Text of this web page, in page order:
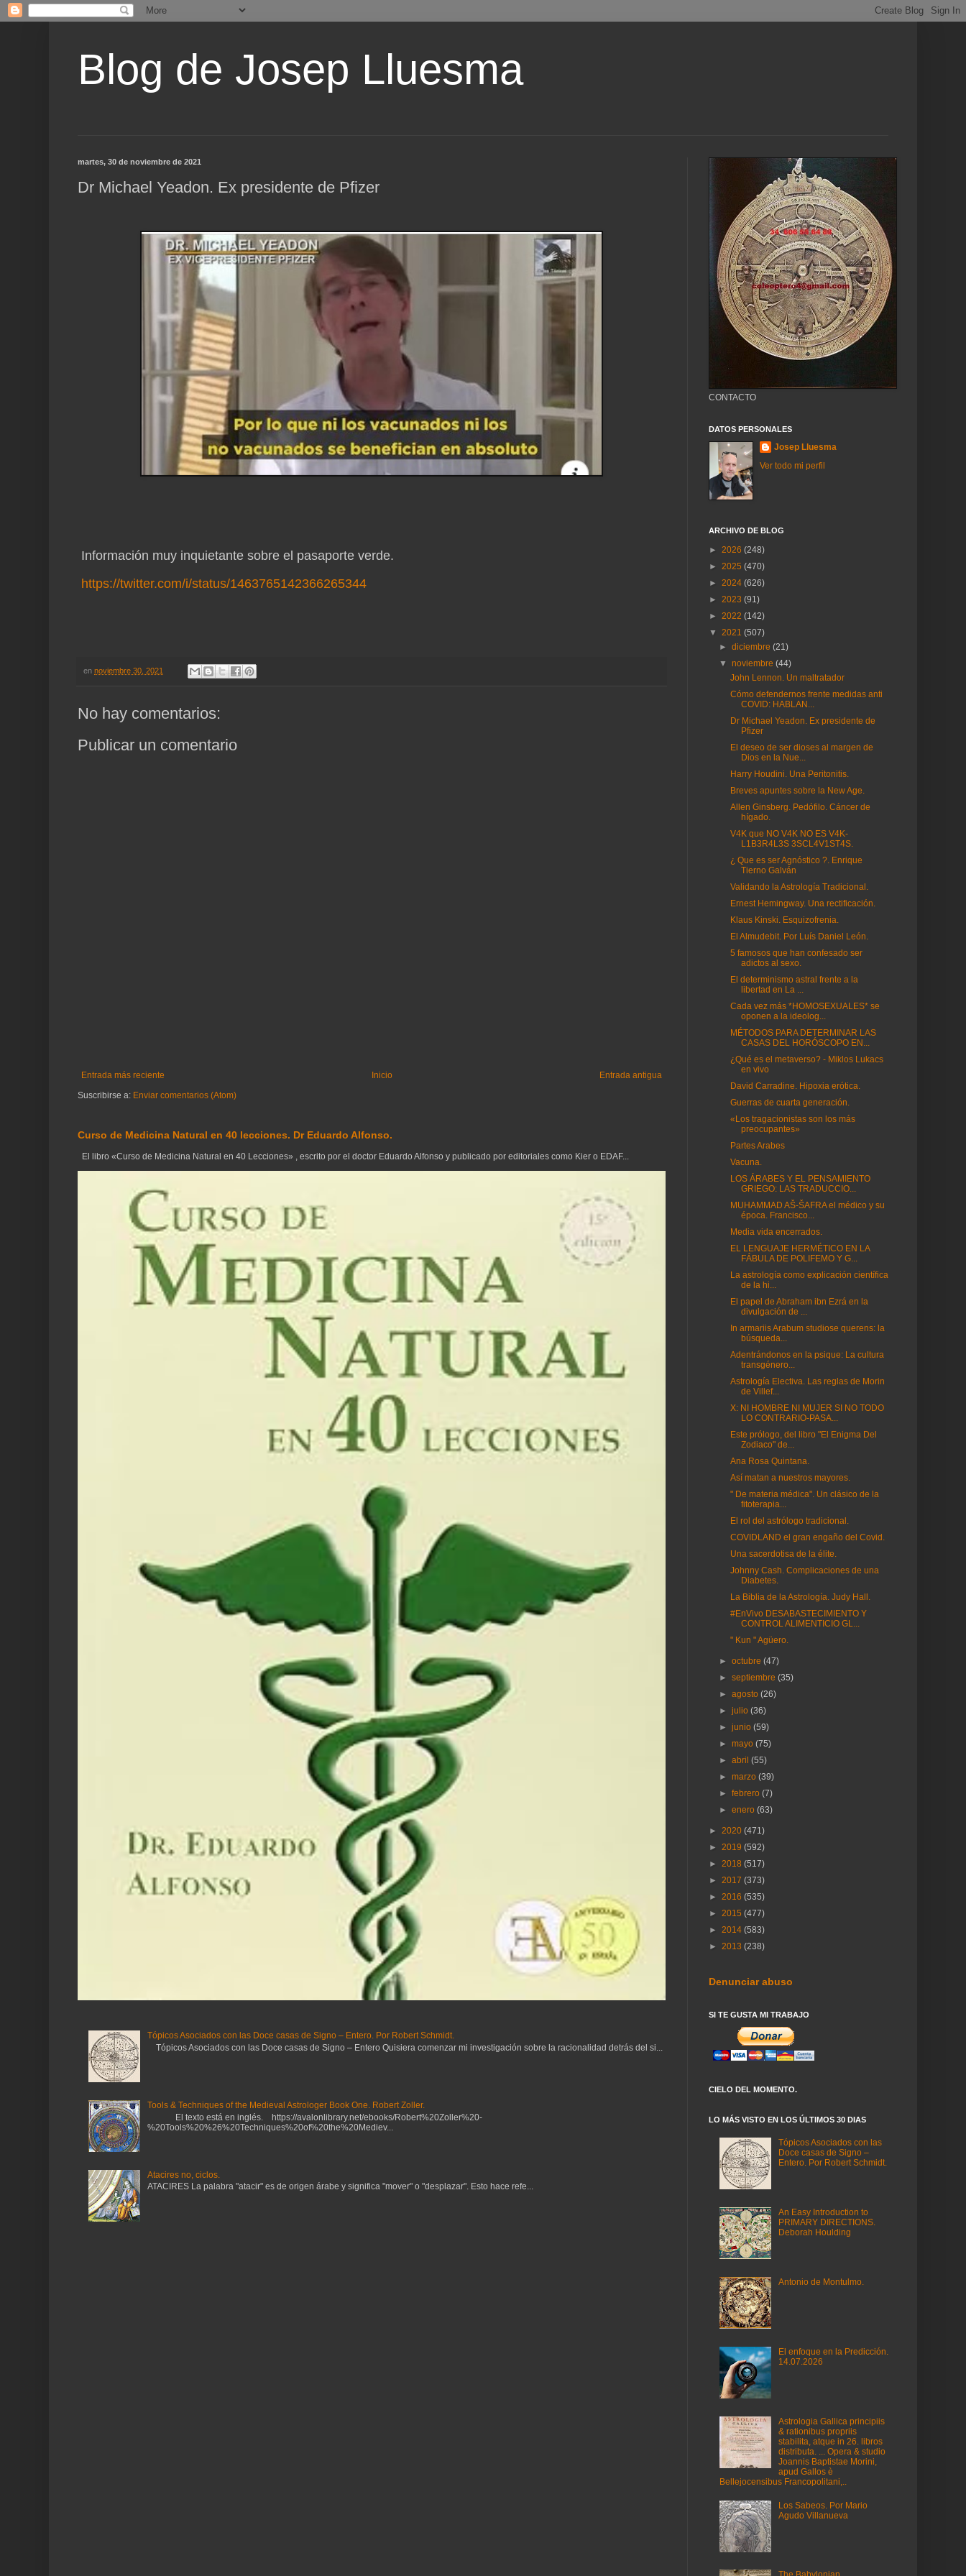
Blog de Josep Lluesma
martes, 30 de noviembre de 2021
Dr Michael Yeadon. Ex presidente de Pfizer
Información muy inquietante sobre el pasaporte verde.
https://twitter.com/i/status/1463765142366265344
en noviembre 30, 2021
No hay comentarios:
Publicar un comentario
Entrada más reciente Entrada antigua
Inicio
Suscribirse a: Enviar comentarios (Atom)
Curso de Medicina Natural en 40 lecciones. Dr Eduardo Alfonso.
El libro «Curso de Medicina Natural en 40 Lecciones» , escrito por el doctor Eduardo Alfonso y publicado por editoriales como Kier o EDAF...
Tópicos Asociados con las Doce casas de Signo – Entero. Por Robert Schmidt.
Tópicos Asociados con las Doce casas de Signo – Entero Quisiera comenzar mi investigación sobre la racionalidad detrás del si...
Tools & Techniques of the Medieval Astrologer Book One. Robert Zoller.
El texto está en inglés. https://avalonlibrary.net/ebooks/Robert%20Zoller%20-
%20Tools%20%26%20Techniques%20of%20the%20Mediev...
Atacires no, ciclos.
ATACIRES La palabra "atacir" es de origen árabe y significa "mover" o "desplazar". Esto hace refe...
CONTACTO
DATOS PERSONALES
Josep Lluesma
Ver todo mi perfil
ARCHIVO DE BLOG
► 2026 (248)
► 2025 (470)
► 2024 (626)
► 2023 (91)
► 2022 (142)
▼ 2021 (507)
►diciembre(21)
▼noviembre(44)
John Lennon. Un maltratador
Cómo defendernos frente medidas anti
COVID: HABLAN...
Dr Michael Yeadon. Ex presidente de
Pfizer
El deseo de ser dioses al margen de
Dios en la Nue...
Harry Houdini. Una Peritonitis.
Breves apuntes sobre la New Age.
Allen Ginsberg. Pedófilo. Cáncer de
hígado.
V4K que NO V4K NO ES V4K-
L1B3R4L3S 3SCL4V1ST4S.
¿ Que es ser Agnóstico ?. Enrique
Tierno Galván
Validando la Astrología Tradicional.
Ernest Hemingway. Una rectificación.
Klaus Kinski. Esquizofrenia.
El Almudebit. Por Luís Daniel León.
5 famosos que han confesado ser
adictos al sexo.
El determinismo astral frente a la
libertad en La ...
Cada vez más *HOMOSEXUALES* se
oponen a la ideolog...
MÉTODOS PARA DETERMINAR LAS
CASAS DEL HORÓSCOPO EN...
¿Qué es el metaverso? - Miklos Lukacs
en vivo
David Carradine. Hipoxia erótica.
Guerras de cuarta generación.
«Los tragacionistas son los más
preocupantes»
Partes Arabes
Vacuna.
LOS ÁRABES Y EL PENSAMIENTO
GRIEGO: LAS TRADUCCIO...
MUHAMMAD AŠ-ŠAFRA el médico y su
época. Francisco...
Media vida encerrados.
EL LENGUAJE HERMÉTICO EN LA
FÁBULA DE POLIFEMO Y G...
La astrología como explicación científica
de la hi...
El papel de Abraham ibn Ezrá en la
divulgación de ...
In armariis Arabum studiose querens: la
búsqueda...
Adentrándonos en la psique: La cultura
transgénero...
Astrología Electiva. Las reglas de Morin
de Villef...
X: NI HOMBRE NI MUJER SI NO TODO
LO CONTRARIO-PASA...
Este prólogo, del libro "El Enigma Del
Zodiaco" de...
Ana Rosa Quintana.
Así matan a nuestros mayores.
" De materia médica". Un clásico de la
fitoterapia...
El rol del astrólogo tradicional.
COVIDLAND el gran engaño del Covid.
Una sacerdotisa de la élite.
Johnny Cash. Complicaciones de una
Diabetes.
La Biblia de la Astrología. Judy Hall.
#EnVivo DESABASTECIMIENTO Y
CONTROL ALIMENTICIO GL...
" Kun " Agüero.
►octubre(47)
►septiembre(35)
►agosto(26)
►julio(36)
►junio(59)
►mayo(75)
►abril(55)
►marzo(39)
►febrero(7)
►enero(63)
► 2020 (471)
► 2019 (592)
► 2018 (517)
► 2017 (373)
► 2016 (535)
► 2015 (477)
► 2014 (583)
► 2013 (238)
Denunciar abuso
SI TE GUSTA MI TRABAJO
CIELO DEL MOMENTO.
LO MÁS VISTO EN LOS ÚLTIMOS 30 DIAS
Tópicos Asociados con las
Doce casas de Signo –
Entero. Por Robert Schmidt.
An Easy Introduction to
PRIMARY DIRECTIONS.
Deborah Houlding
Antonio de Montulmo.
El enfoque en la Predicción.
14.07.2026
Astrologia Gallica principiis
& rationibus propriis
stabilita, atque in 26. libros
distributa. ... Opera & studio
Joannis Baptistae Morini,
apud Gallos è
Bellejocensibus Francopolitani,..
Los Sabeos. Por Mario
Agudo Villanueva